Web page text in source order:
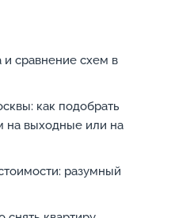
и сравнение схем в
как подобрать
на выходные или на
разумный